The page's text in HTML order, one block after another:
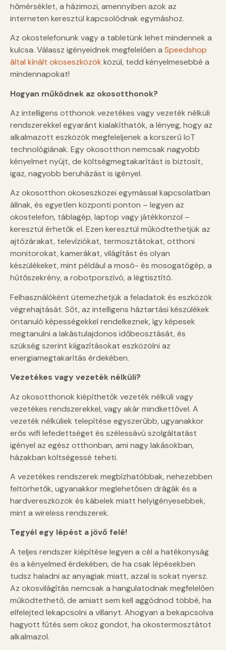
hőmérséklet, a házimozi, amennyiben azok az
interneten keresztül kapcsolódnak egymáshoz.
Az okostelefonunk vagy a tabletünk lehet mindennek a
kulcsa. Válassz igényeidnek megfelelően a Speedshop
által kínált okoseszközök közül, tedd kényelmesebbé a
mindennapokat!
Hogyan működnek az okosotthonok?
Az intelligens otthonok vezetékes vagy vezeték nélküli
rendszerekkel egyaránt kialakíthatók, a lényeg, hogy az
alkalmazott eszközök megfeleljenek a korszerű IoT
technológiának. Egy okosotthon nemcsak nagyobb
kényelmet nyújt, de költségmegtakarítást is biztosít,
igaz, nagyobb beruházást is igényel.
Az okosotthon okoseszközei egymással kapcsolatban
állnak, és egyetlen központi ponton – legyen az
okostelefon, táblagép, laptop vagy játékkonzol –
keresztül érhetők el. Ezen keresztül működtethetjük az
ajtózárakat, televíziókat, termosztátokat, otthoni
monitorokat, kamerákat, világítást és olyan
készülékeket, mint például a mosó- és mosogatógép, a
hűtőszekrény, a robotporszívó, a légtisztító.
Felhasználóként ütemezhetjük a feladatok és eszközök
végrehajtását. Sőt, az intelligens háztartási készülékek
öntanuló képességekkel rendelkeznek, így képesek
megtanulni a lakástulajdonos időbeosztását, és
szükség szerint kiigazításokat eszközölni az
energiamegtakarítás érdekében.
Vezetékes vagy vezeték nélküli?
Az okosotthonok kiépíthetők vezeték nélküli vagy
vezetékes rendszerekkel, vagy akár mindkettővel. A
vezeték nélküliek telepítése egyszerűbb, ugyanakkor
erős wifi lefedettséget és szélessávú szolgáltatást
igényel az egész otthonban, ami nagy lakásokban,
házakban költségessé teheti.
A vezetékes rendszerek megbízhatóbbak, nehezebben
feltörhetők, ugyanakkor meglehetősen drágák és a
hardvereszközök és kábelek miatt helyigényesebbek,
mint a wireless rendszerek.
Tegyél egy lépést a jövő felé!
A teljes rendszer kiépítése legyen a cél a hatékonyság
és a kényelmed érdekében, de ha csak lépésekben
tudsz haladni az anyagiak miatt, azzal is sokat nyersz.
Az okosvilágítás nemcsak a hangulatodnak megfelelően
működtethető, de amiatt sem kell aggódnod többé, ha
elfelejted lekapcsolni a villanyt. Ahogyan a bekapcsolva
hagyott fűtés sem okoz gondot, ha okostermosztátot
alkalmazol.